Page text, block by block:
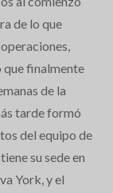
de lo que
finalmente
de la
tarde formó
del equipo de
su sede en
York, y el